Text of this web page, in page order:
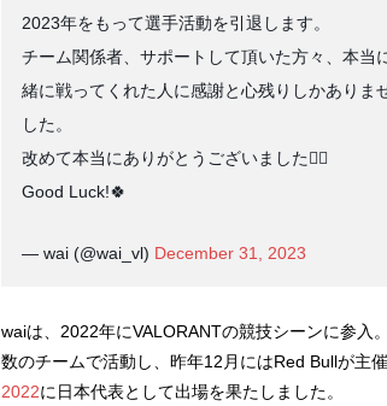
2023年をもって選手活動を引退します。
チーム関係者、サポートして頂いた方々、本
緒に戦ってくれた人に感謝と心残りしかありま
した。
改めて本当にありがとうございました🙇‍♂️
Good Luck!🍀
— wai (@wai_vl) December 31, 2023
waiは、2022年にVALORANTの競技シーンに参入
数のチームで活動し、昨年12月にはRed Bullが主
2022に日本代表として出場を果たしました。